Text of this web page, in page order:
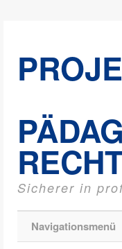
Sicherer in
Navigationsmenü